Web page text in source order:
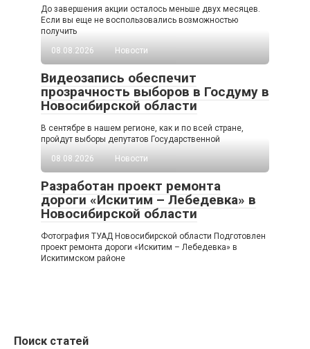
До завершения акции осталось меньше двух месяцев.
Если вы еще не воспользовались возможностью
получить
08.08.2026
Новости
Видеозапись обеспечит
прозрачность выборов в Госдуму в
Новосибирской области
В сентябре в нашем регионе, как и по всей стране,
пройдут выборы депутатов Государственной
08.08.2026
Новости
Разработан проект ремонта
дороги «Искитим – Лебедевка» в
Новосибирской области
Фотография ТУАД Новосибирской области Подготовлен
проект ремонта дороги «Искитим – Лебедевка» в
Искитимском районе
Поиск статей